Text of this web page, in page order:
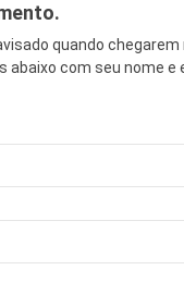
quando chegarem
abaixo com seu nome e